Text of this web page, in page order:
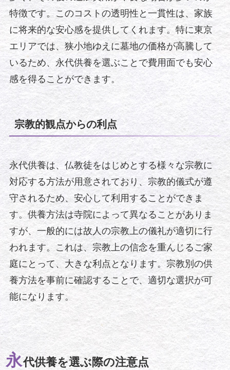
特徴です。このコストの透明性と一貫性は、家族
に将来的な安心感を提供してくれます。特に東京
エリアでは、狭小地ゆえに墓地の価格が高騰して
いるため、永代供養を選ぶことで費用面でも安心
感を得ることができます。
宗教的観点からの利点
永代供養は、仏教徒をはじめとする様々な宗教に
対応する方法が用意されており、宗教的儀式が遵
守されるため、安心して利用することができま
す。供養方法は寺院によって異なることがありま
すが、一般的には故人の宗教上の儀礼が適切に行
われます。これは、宗教上の信念を重んじるご家
庭にとって、大きな利点となります。宗教別の供
養方法を事前に確認することで、適切な選択が可
能になります。
永代供養を選ぶ際の注意点